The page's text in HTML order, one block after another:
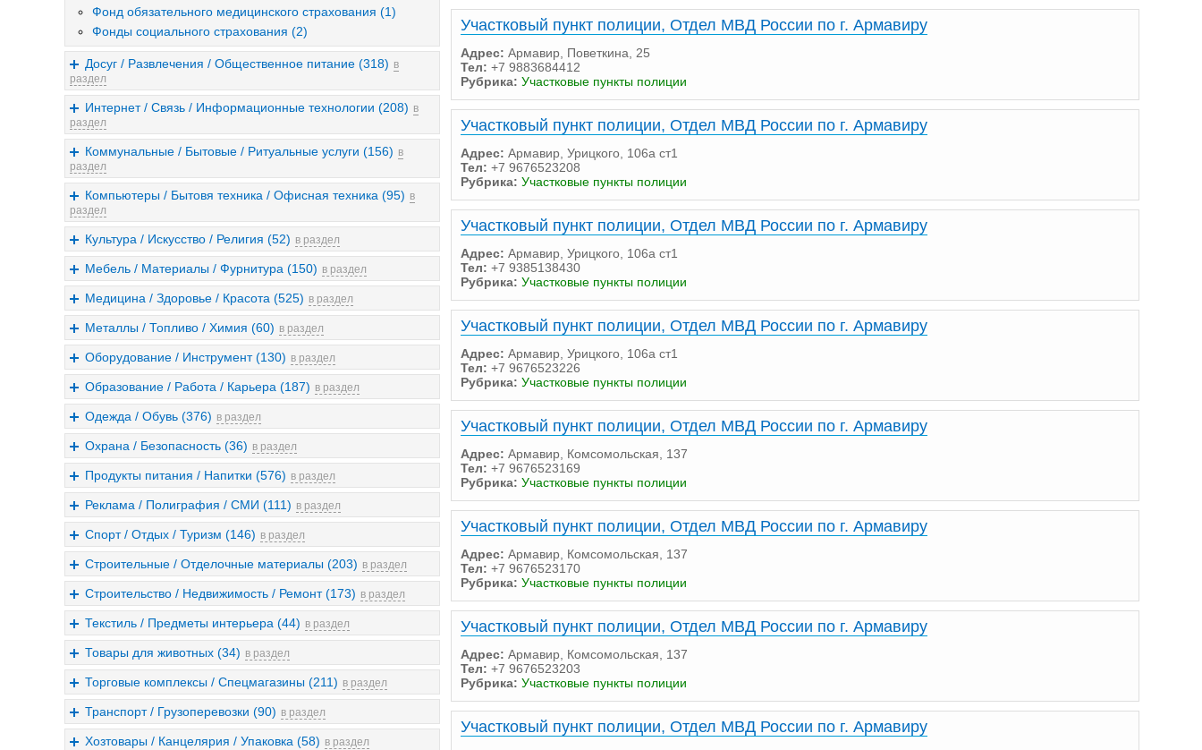
Фонд обязательного медицинского страхования (1)
Фонды социального страхования (2)
Досуг / Развлечения / Общественное питание (318) в
раздел
Интернет / Связь / Информационные технологии (208) в
раздел
Коммунальные / Бытовые / Ритуальные услуги (156) в
раздел
Компьютеры / Бытовя техника / Офисная техника (95) в
раздел
Культура / Искусство / Религия (52) в раздел
Мебель / Материалы / Фурнитура (150) в раздел
Медицина / Здоровье / Красота (525) в раздел
Металлы / Топливо / Химия (60) в раздел
Оборудование / Инструмент (130) в раздел
Образование / Работа / Карьера (187) в раздел
Одежда / Обувь (376) в раздел
Охрана / Безопасность (36) в раздел
Продукты питания / Напитки (576) в раздел
Реклама / Полиграфия / СМИ (111) в раздел
Спорт / Отдых / Туризм (146) в раздел
Строительные / Отделочные материалы (203) в раздел
Строительство / Недвижимость / Ремонт (173) в раздел
Текстиль / Предметы интерьера (44) в раздел
Товары для животных (34) в раздел
Торговые комплексы / Спецмагазины (211) в раздел
Транспорт / Грузоперевозки (90) в раздел
Хозтовары / Канцелярия / Упаковка (58) в раздел
Участковый пункт полиции, Отдел МВД России по г. Армавиру
Адрес: Армавир, Поветкина, 25
Тел: +7 9883684412
Рубрика: Участковые пункты полиции
Участковый пункт полиции, Отдел МВД России по г. Армавиру
Адрес: Армавир, Урицкого, 106а ст1
Тел: +7 9676523208
Рубрика: Участковые пункты полиции
Участковый пункт полиции, Отдел МВД России по г. Армавиру
Адрес: Армавир, Урицкого, 106а ст1
Тел: +7 9385138430
Рубрика: Участковые пункты полиции
Участковый пункт полиции, Отдел МВД России по г. Армавиру
Адрес: Армавир, Урицкого, 106а ст1
Тел: +7 9676523226
Рубрика: Участковые пункты полиции
Участковый пункт полиции, Отдел МВД России по г. Армавиру
Адрес: Армавир, Комсомольская, 137
Тел: +7 9676523169
Рубрика: Участковые пункты полиции
Участковый пункт полиции, Отдел МВД России по г. Армавиру
Адрес: Армавир, Комсомольская, 137
Тел: +7 9676523170
Рубрика: Участковые пункты полиции
Участковый пункт полиции, Отдел МВД России по г. Армавиру
Адрес: Армавир, Комсомольская, 137
Тел: +7 9676523203
Рубрика: Участковые пункты полиции
Участковый пункт полиции, Отдел МВД России по г. Армавиру